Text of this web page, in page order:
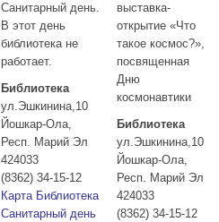
Санитарный день.
В этот день
библиотека не
работает.
Библиотека
ул.Эшкинина,10
Йошкар-Ола,
Респ. Марий Эл
424033
(8362) 34-15-12
КартаБиблиотека
Санитарный день
выставка-
открытие «Что
такое космос?»,
посвященная
Дню
космонавтики
Библиотека
ул.Эшкинина,10
Йошкар-Ола,
Респ. Марий Эл
424033
(8362) 34-15-12